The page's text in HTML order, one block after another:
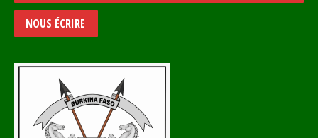
NOUS ÉCRIRE